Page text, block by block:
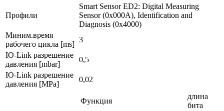
Профили
Smart Sensor ED2: Digital Measuring
Sensor (0x000A), Identification and
Diagnosis (0x4000)
Миним.время
рабочего цикла [ms]
3
IO-Link разрешение
давления [mbar]
0,5
IO-Link разрешение
давления [MPa]
0,02
Функция
длина
бита